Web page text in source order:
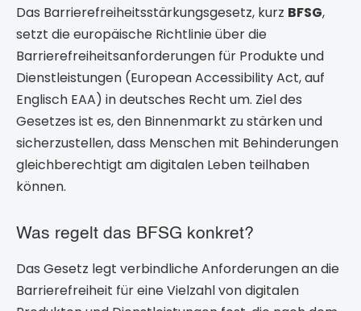
Das Barrierefreiheitsstärkungsgesetz, kurz BFSG,
setzt die europäische Richtlinie über die
Barrierefreiheitsanforderungen für Produkte und
Dienstleistungen (European Accessibility Act, auf
Englisch EAA) in deutsches Recht um. Ziel des
Gesetzes ist es, den Binnenmarkt zu stärken und
sicherzustellen, dass Menschen mit Behinderungen
gleichberechtigt am digitalen Leben teilhaben
können.
Was regelt das BFSG konkret?
Das Gesetz legt verbindliche Anforderungen an die
Barrierefreiheit für eine Vielzahl von digitalen